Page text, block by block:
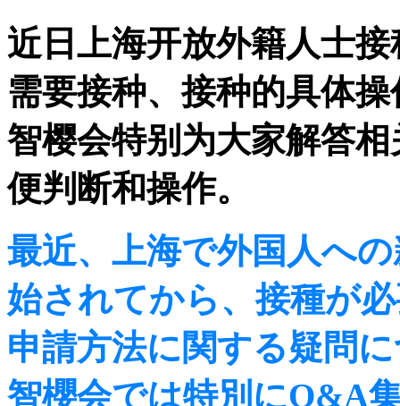
近日上海开放外籍人士
需要接种、接种的具体
智樱会特别为大家解答
便判断和操作。
最近、上海で外国人へ
始されてから、接種が
申請方法に関する疑問
智櫻会では特別にQ&A